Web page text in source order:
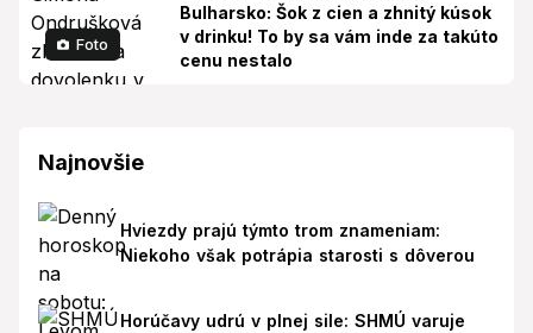
Foto
Bulharsko: Šok z cien a zhnitý kúsok
v drinku! To by sa vám inde za takúto
cenu nestalo
Najnovšie
Hviezdy prajú týmto trom znameniam:
Niekoho však potrápia starosti s dôverou
Horúčavy udrú v plnej sile: SHMÚ varuje